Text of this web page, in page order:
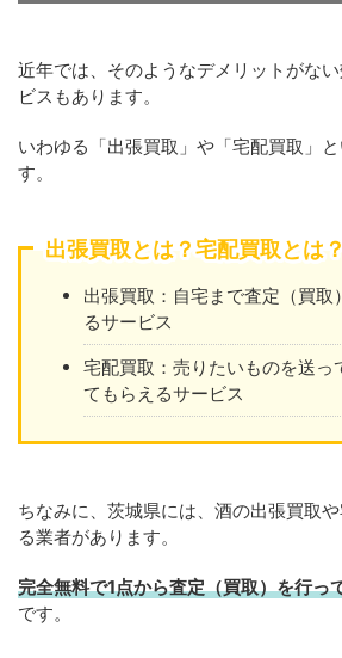
近年では、そのようなデメリットがな
ビスもあります。
いわゆる「出張買取」や「宅配買取」
す。
出張買取とは？宅配買取とは
出張買取：自宅まで査定（買取
るサービス
宅配買取：売りたいものを送っ
てもらえるサービス
ちなみに、茨城県には、酒の出張買取
る業者があります。
完全無料で1点から査定（買取）を行っ
です。